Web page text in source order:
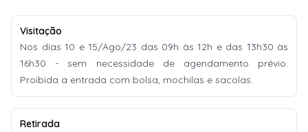
Visitação
Nos dias 10 e 15/Ago/23 das 09h às 12h e das 13h30 às
16h30 - sem necessidade de agendamento prévio.
Proibida a entrada com bolsa, mochilas e sacolas.
Retirada